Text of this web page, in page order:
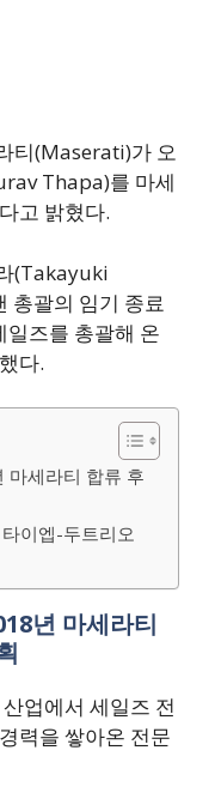
티(Maserati)가 오
Thapa)를 마세
고 밝혔다.
(Takayuki
총괄의 임기 종료
일즈를 총괄해 온
다.
마세라티 합류 후
이엡-두트리오
년 마세라티
업에서 세일즈 전
력을 쌓아온 전문